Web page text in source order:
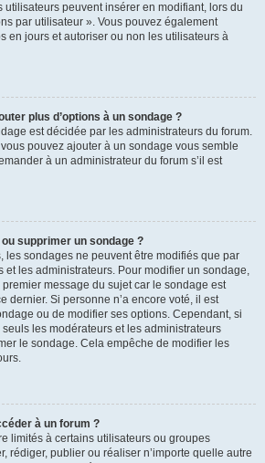
utilisateurs peuvent insérer en modifiant, lors du
par utilisateur ». Vous pouvez également
en jours et autoriser ou non les utilisateurs à
plus d’options à un sondage ?
est décidée par les administrateurs du forum.
pouvez ajouter à un sondage vous semble
à un administrateur du forum s’il est
supprimer un sondage ?
les sondages ne peuvent être modifiés que par
et les administrateurs. Pour modifier un sondage,
message du sujet car le sondage est
dernier. Si personne n’a encore voté, il est
ou de modifier ses options. Cependant, si
les modérateurs et les administrateurs
le sondage. Cela empêche de modifier les
à un forum ?
limités à certains utilisateurs ou groupes
rédiger, publier ou réaliser n’importe quelle autre